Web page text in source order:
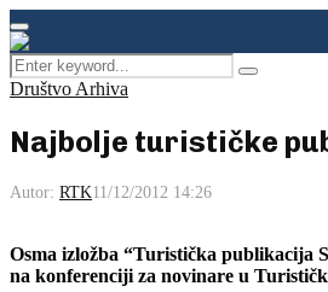
Facebook
Instagram
Youtube
Primary
Menu
Search
for:
Pretraga
Društvo Arhiva
Najbolje turističke
Autor: RTK11/12/2012 14:26
Osma izložba “Turistička publikacija
na konferenciji za novinare u